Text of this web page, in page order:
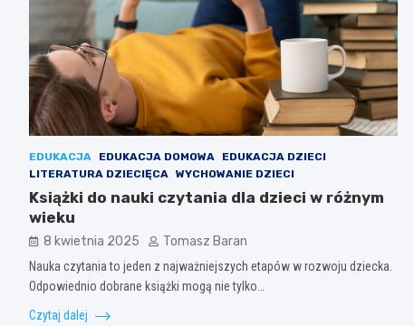
EDUKACJA EDUKACJA DOMOWA
EDUKACJA DZIECI
LITERATURA DZIECIĘCA WYCHOWANIE DZIECI
Książki do nauki czytania dla dzieci w różnym
wieku
8 kwietnia 2025 Tomasz Baran
Nauka czytania to jeden z najważniejszych etapów w rozwoju dziecka.
Odpowiednio dobrane książki mogą nie tylko…
Czytaj dalej